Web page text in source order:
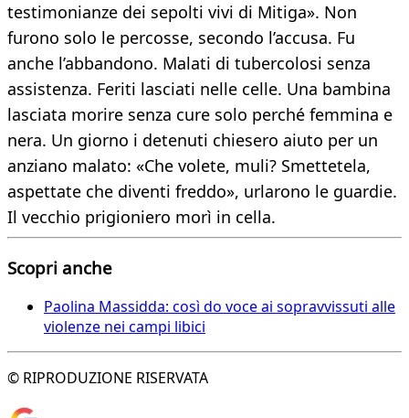
testimonianze dei sepolti vivi di Mitiga». Non
furono solo le percosse, secondo l’accusa. Fu
anche l’abbandono. Malati di tubercolosi senza
assistenza. Feriti lasciati nelle celle. Una bambina
lasciata morire senza cure solo perché femmina e
nera. Un giorno i detenuti chiesero aiuto per un
anziano malato: «Che volete, muli? Smettetela,
aspettate che diventi freddo», urlarono le guardie.
Il vecchio prigioniero morì in cella.
Scopri anche
Paolina Massidda: così do voce ai sopravvissuti alle
violenze nei campi libici
© RIPRODUZIONE RISERVATA